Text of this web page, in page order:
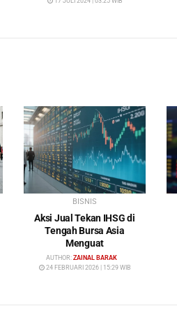
BISNIS
Aksi Jual Tekan IHSG di
Tengah Bursa Asia
Menguat
AUTHOR: ZAINAL BARAK
24 FEBRUARI 2026 | 15:29 WIB